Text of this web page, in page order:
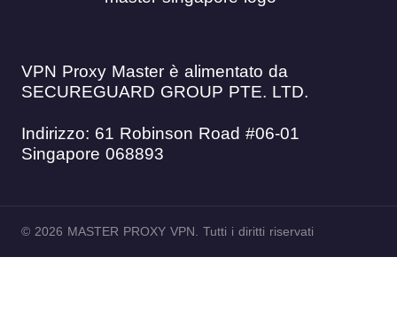
VPN Proxy Master è alimentato da
SECUREGUARD GROUP PTE. LTD.
Indirizzo: 61 Robinson Road #06-01
Singapore 068893
© 2026 MASTER PROXY VPN. Tutti i diritti riservati